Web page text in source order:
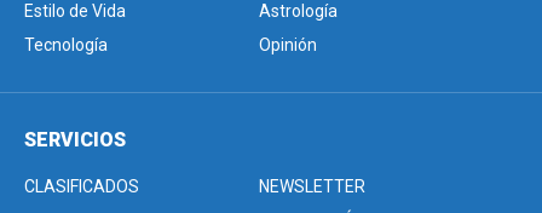
Estilo de Vida
Astrología
Tecnología
Opinión
SERVICIOS
CLASIFICADOS
NEWSLETTER